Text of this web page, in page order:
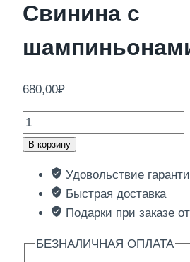
Свинина с
680,00₽
Количество
товара
шампиньонами
600гр
В корзину
Удовольствие
Быстрая доставка
Подарки при заказе
БЕЗНАЛИЧНАЯ ОПЛАТА